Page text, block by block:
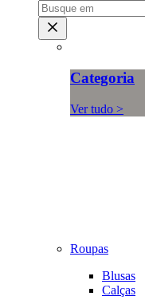
Categoria
Ver tudo >
Roupas
Blusas
Calças